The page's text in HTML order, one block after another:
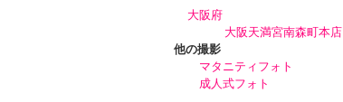
大阪府
大阪天満宮南森町本店
他の撮影
マタニティフォト
成人式フォト